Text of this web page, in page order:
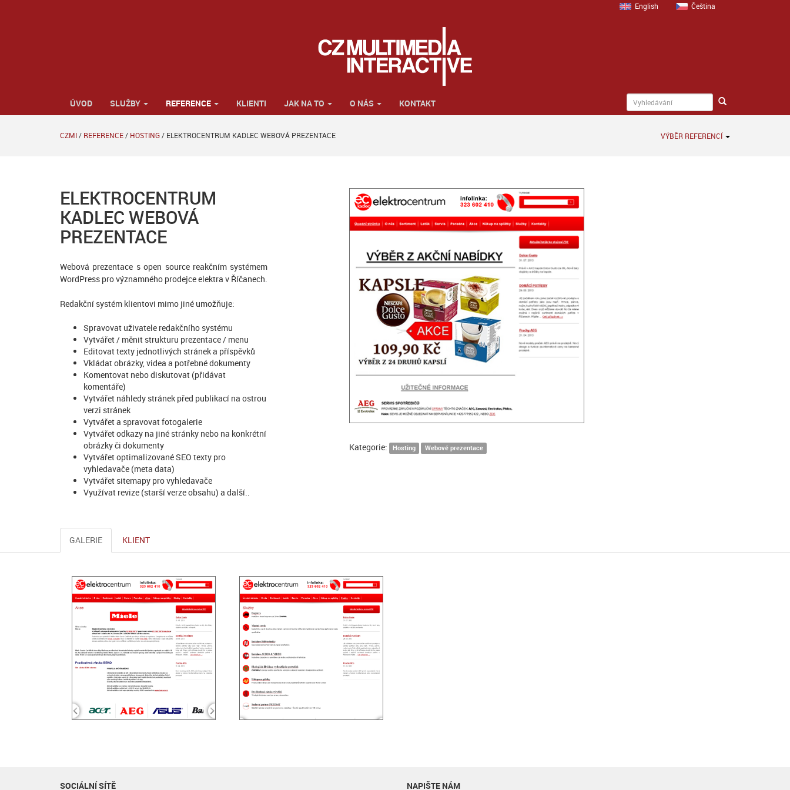
English Čeština
ÚVOD SLUŽBY REFERENCE KLIENTI JAK NA TO O NÁS KONTAKT
CZMI/ REFERENCE/ HOSTING/ ELEKTROCENTRUM KADLEC WEBOVÁ PREZENTACE VÝBĚR REFERENCÍ
ELEKTROCENTRUM
KADLEC WEBOVÁ
PREZENTACE
Webová prezentace s open source reakčním systémem
WordPress pro významného prodejce elektra v Říčanech.
Redakční systém klientovi mimo jiné umožňuje:
Spravovat uživatele redakčního systému
Vytvářet / měnit strukturu prezentace / menu
Editovat texty jednotlivých stránek a příspěvků
Vkládat obrázky, videa a potřebné dokumenty
Komentovat nebo diskutovat (přidávat
komentáře)
Vytvářet náhledy stránek před publikací na ostrou
verzi stránek
Vytvářet a spravovat fotogalerie
Vytvářet odkazy na jiné stránky nebo na konkrétní
obrázky či dokumenty
Vytvářet optimalizované SEO texty pro
vyhledavače (meta data)
Vytvářet sitemapy pro vyhledavače
Využívat revize (starší verze obsahu) a další..
Kategorie: Hosting Webové prezentace
GALERIE KLIENT
SOCIÁLNÍ SÍTĚ NAPIŠTE NÁM